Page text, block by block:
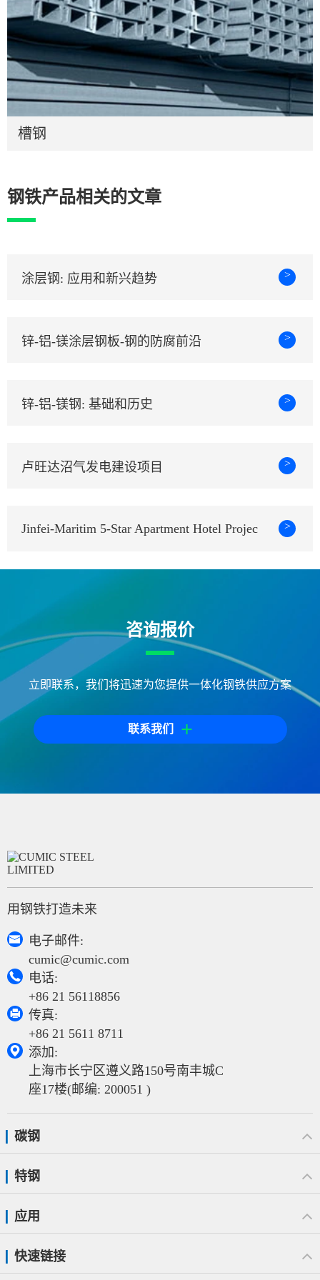
槽钢
钢铁产品相关的文章
涂层钢: 应用和新兴趋势 >
锌-铝-镁涂层钢板-钢的防腐前沿 >
锌-铝-镁钢: 基础和历史 >
卢旺达沼气发电建设项目 >
Jinfei-Maritim 5-Star Apartment Hotel Projec >
咨询报价
立即联系，我们将迅速为您提供一体化钢铁供应方案
联系我们 +
用钢铁打造未来

电子邮件:
cumic@cumic.com

电话:
+86 21 56118856

传真:
+86 21 5611 8711

添加:
上海市长宁区遵义路150号南丰城C
座17楼(邮编: 200051 )
碳钢
特钢
应用
快速链接